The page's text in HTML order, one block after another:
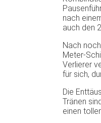
nach
auch den
Nach
Meter-
Verlierer
für sich,
Die
Tränen
einen